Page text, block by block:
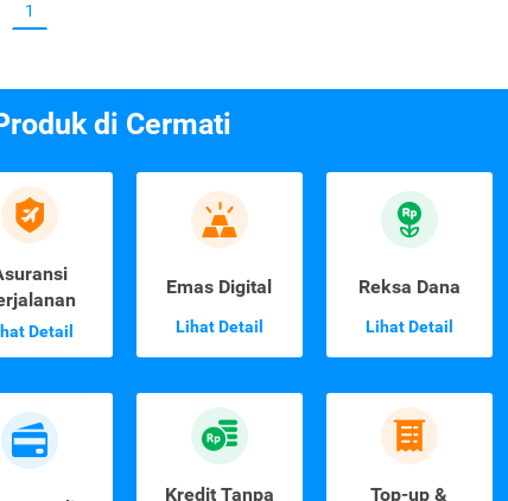
1
di Cermati
Detail
Emas Digital
Lihat Detail
Reksa Dana
Lihat Detail
Kredit Tanpa
Top-up &